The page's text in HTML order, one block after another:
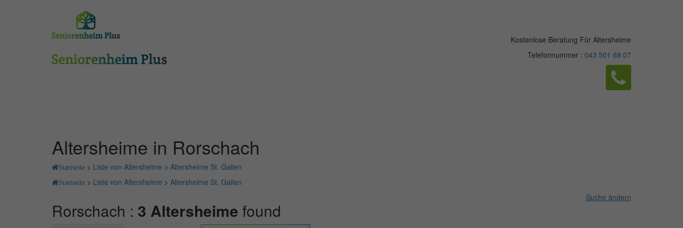
Kostenlose Beratung Für Altersheime
Telefonnummer : 043 501 68 07
Altersheime in Rorschach
Startseite > Liste von Altersheime > Altersheime St. Gallen
Startseite > Liste von Altersheime > Altersheime St. Gallen
Rorschach : 3 Altersheime found
Suche ändern